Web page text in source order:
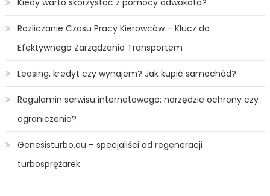
Kiedy warto skorzystać z pomocy adwokata?
Rozliczanie Czasu Pracy Kierowców – Klucz do
Efektywnego Zarządzania Transportem
Leasing, kredyt czy wynajem? Jak kupić samochód?
Regulamin serwisu internetowego: narzędzie ochrony czy
ograniczenia?
Genesisturbo.eu – specjaliści od regeneracji
turbosprężarek